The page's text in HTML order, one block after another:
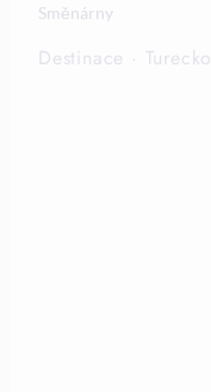
Směnárny
Destinace · Turecko